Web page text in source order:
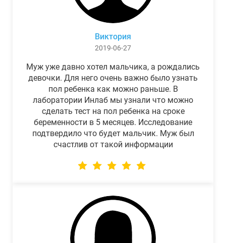
Виктория
2019-06-27
Муж уже давно хотел мальчика, а рождались
девочки. Для него очень важно было узнать
пол ребенка как можно раньше. В
лаборатории Инлаб мы узнали что можно
сделать тест на пол ребенка на сроке
беременности в 5 месяцев. Исследование
подтвердило что будет мальчик. Муж был
счастлив от такой информации